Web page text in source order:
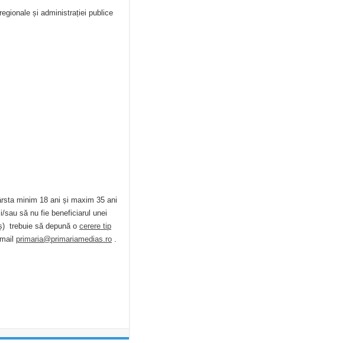
și administrației publice
minim 18 ani și maxim 35 ani
sau să nu fie beneficiarul unei
trebuie să depună o cerere tip
primaria@primariamedias.ro .